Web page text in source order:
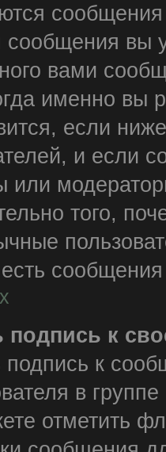
сообщения
сообщения
вами
именно вы
если
и если
или
того,
подпись к
подпись к
в
отметить